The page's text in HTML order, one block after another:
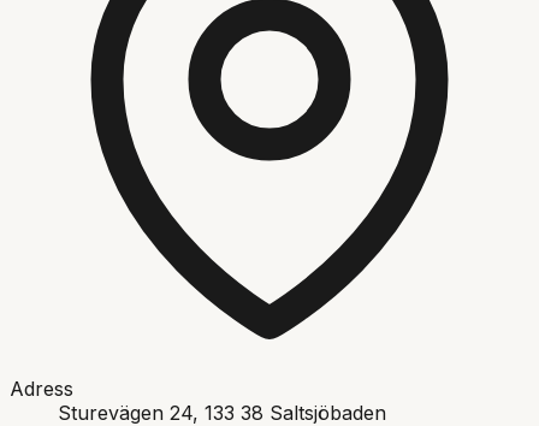
Adress
Sturevägen 24, 133 38 Saltsjöbaden